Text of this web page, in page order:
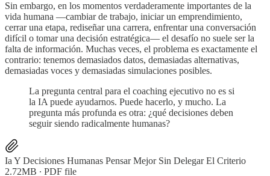
Sin embargo, en los momentos verdaderamente importantes de la
vida humana —cambiar de trabajo, iniciar un emprendimiento,
cerrar una etapa, rediseñar una carrera, enfrentar una conversación
difícil o tomar una decisión estratégica— el desafío no suele ser la
falta de información. Muchas veces, el problema es exactamente el
contrario: tenemos demasiados datos, demasiadas alternativas,
demasiadas voces y demasiadas simulaciones posibles.
La pregunta central para el coaching ejecutivo no es si
la IA puede ayudarnos. Puede hacerlo, y mucho. La
pregunta más profunda es otra: ¿qué decisiones deben
seguir siendo radicalmente humanas?
Ia Y Decisiones Humanas Pensar Mejor Sin Delegar El Criterio
2.72MB ∙ PDF file